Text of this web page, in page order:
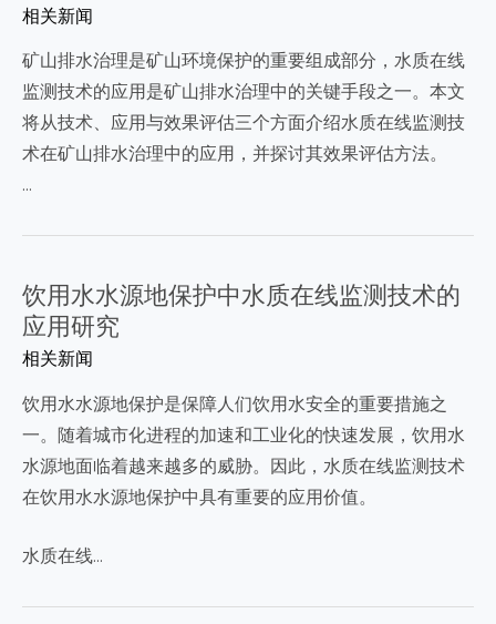
相关新闻
矿山排水治理是矿山环境保护的重要组成部分，水质在线
监测技术的应用是矿山排水治理中的关键手段之一。本文
将从技术、应用与效果评估三个方面介绍水质在线监测技
术在矿山排水治理中的应用，并探讨其效果评估方法。
…
饮用水水源地保护中水质在线监测技术的
应用研究
相关新闻
饮用水水源地保护是保障人们饮用水安全的重要措施之
一。随着城市化进程的加速和工业化的快速发展，饮用水
水源地面临着越来越多的威胁。因此，水质在线监测技术
在饮用水水源地保护中具有重要的应用价值。
水质在线…